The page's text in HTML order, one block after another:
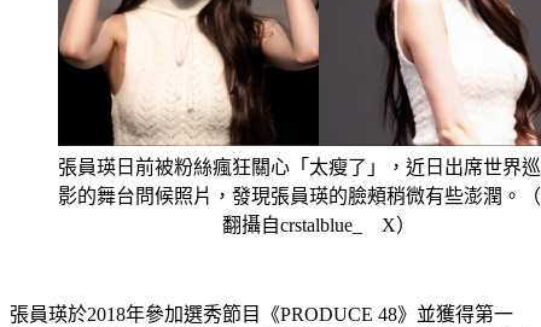
張員瑛日前被粉絲瘋狂關心「太瘦了」，近日出席世界
影的舞台問候照片，發現張員瑛的臉頰稍微有些澎潤。
翻攝自crstalblue_ X）
張員瑛於2018年參加選秀節目《PRODUCE 48》並獲得第一